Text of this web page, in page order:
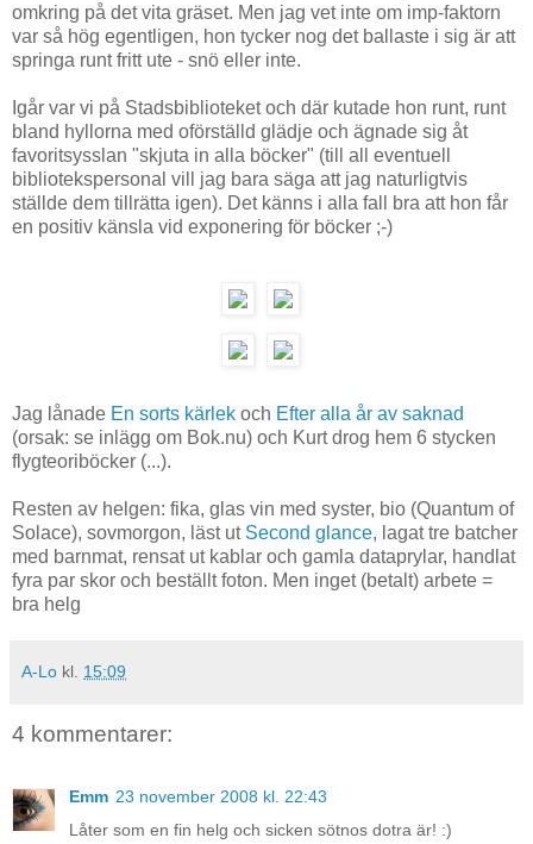
omkring på det vita gräset. Men jag vet inte om imp-faktorn
var så hög egentligen, hon tycker nog det ballaste i sig är att
springa runt fritt ute - snö eller inte.
Igår var vi på Stadsbiblioteket och där kutade hon runt, runt
bland hyllorna med oförställd glädje och ägnade sig åt
favoritsysslan "skjuta in alla böcker" (till all eventuell
bibliotekspersonal vill jag bara säga att jag naturligtvis
ställde dem tillrätta igen). Det känns i alla fall bra att hon får
en positiv känsla vid exponering för böcker ;-)
Jag lånade En sorts kärlek och Efter alla år av saknad
(orsak: se inlägg om Bok.nu) och Kurt drog hem 6 stycken
flygteoriböcker (...).
Resten av helgen: fika, glas vin med syster, bio (Quantum of
Solace), sovmorgon, läst ut Second glance, lagat tre batcher
med barnmat, rensat ut kablar och gamla dataprylar, handlat
fyra par skor och beställt foton. Men inget (betalt) arbete =
bra helg
A-Lo kl. 15:09
4 kommentarer:
Emm 23 november 2008 kl. 22:43
Låter som en fin helg och sicken sötnos dotra är! :)